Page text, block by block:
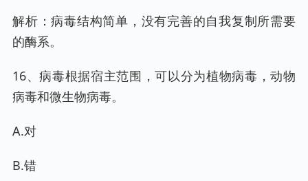
解析：病毒结构简单，没有完善的自我复制所需要
的酶系。
16、病毒根据宿主范围，可以分为植物病毒，动物
病毒和微生物病毒。
A.对
B.错